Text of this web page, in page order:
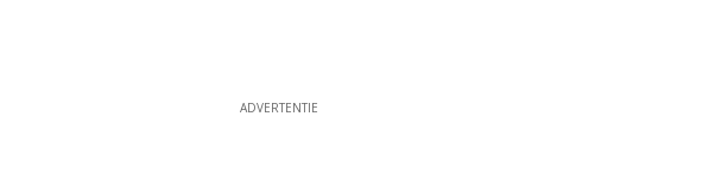
ADVERTENTIE